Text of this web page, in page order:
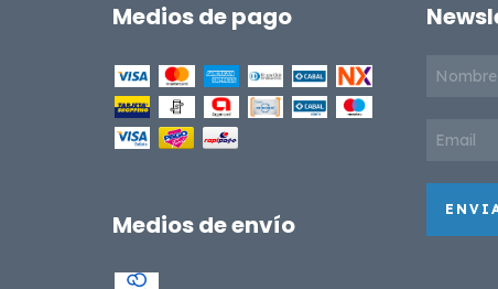
Medios de pago
Medios de envío